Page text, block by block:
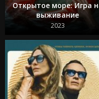
Открытое море: Игра
выживание
2023